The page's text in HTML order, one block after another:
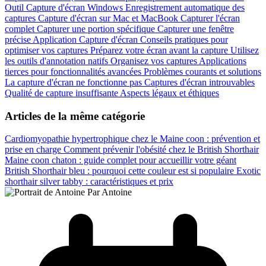
Outil Capture d'écran Windows Enregistrement automatique des
captures Capture d'écran sur Mac et MacBook Capturer l'écran
complet Capturer une portion spécifique Capturer une fenêtre
précise Application Capture d'écran Conseils pratiques pour
optimiser vos captures Préparez votre écran avant la capture Utilisez
les outils d'annotation natifs Organisez vos captures Applications
tierces pour fonctionnalités avancées Problèmes courants et solutions
La capture d'écran ne fonctionne pas Captures d'écran introuvables
Qualité de capture insuffisante Aspects légaux et éthiques
Articles de la même catégorie
Cardiomyopathie hypertrophique chez le Maine coon : prévention et
prise en charge Comment prévenir l'obésité chez le British Shorthair
Maine coon chaton : guide complet pour accueillir votre géant
British Shorthair bleu : pourquoi cette couleur est si populaire Exotic
shorthair silver tabby : caractéristiques et prix
Par Antoine